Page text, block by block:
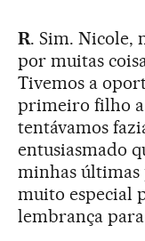
R. Sim. Nicole,
por muitas
Tivemos a
primeiro filho a
tentávamos
entusiasmado
minhas últimas
muito especial
lembrança